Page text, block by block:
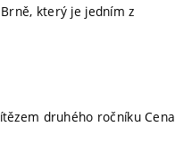
který je jedním z
druhého ročníku Cena